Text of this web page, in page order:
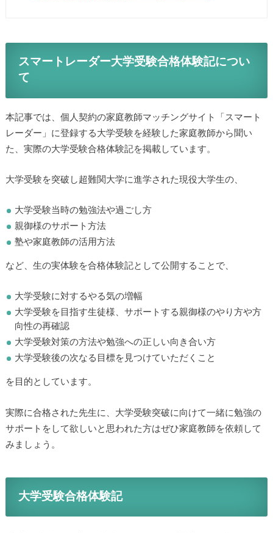
スマートレーダー大学受験合格体験記につい
て
本記事では、個人契約の家庭教師マッチングサイト「スマート
レーダー」に登録する大学受験を経験した家庭教師から聞い
た、実際の大学受験合格体験記を掲載しています。
大学受験を突破し超難関大学に進学された現役大学生の、
大学受験当時の勉強法や過ごし方
親御様のサポート方法
塾や家庭教師の活用方法
など、生の実体験を合格体験記として公開することで、
大学受験に対するやる気の増幅
大学受験を目指す生徒様、サポートする親御様のやり方や方
向性の再確認
大学受験対策の方法や勉強への正しい向き合い方
大学受験後の次なる目標を見つけていただくこと
を目的としています。
実際に合格された先生に、大学受験突破に向けて一緒に勉強の
サポートをして欲しいと思われた方はぜひ家庭教師を依頼して
みましょう。
大学受験合格体験記